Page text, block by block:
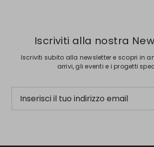
Iscriviti alla nostra
Iscriviti subito alla newsletter e scopri in
arrivi, gli eventi e i progetti
Inserisci il tuo indirizzo email